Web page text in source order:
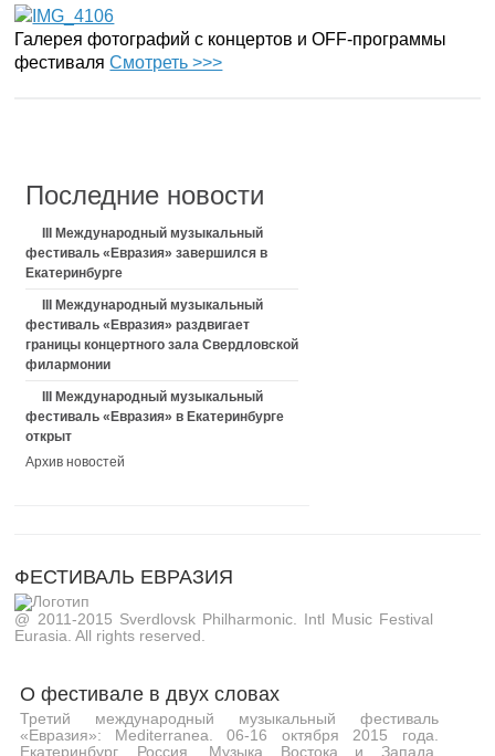
Галерея фотографий с концертов и OFF-программы
фестиваляСмотреть >>>
Последние новости
III Международный музыкальный
фестиваль «Евразия» завершился в
Екатеринбурге
III Международный музыкальный
фестиваль «Евразия» раздвигает
границы концертного зала Свердловской
филармонии
III Международный музыкальный
фестиваль «Евразия» в Екатеринбурге
открыт
Архив новостей
ФЕСТИВАЛЬ ЕВРАЗИЯ
@ 2011-2015 Sverdlovsk Philharmonic. Intl Music Festival
Eurasia. All rights reserved.
О фестивале в двух словах
Третий международный музыкальный фестиваль
«Евразия»: Mediterranea. 06-16 октября 2015 года.
Екатеринбург, Россия. Музыка Востока и Запада,